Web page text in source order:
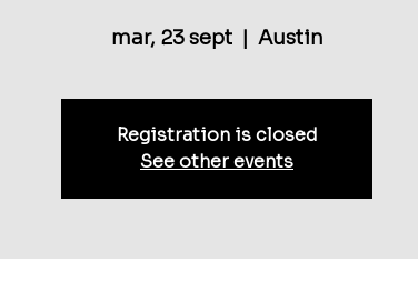
mar, 23 sept
  |
Austin
Registration is closed
See other events